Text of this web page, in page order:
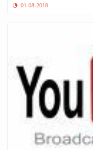
01-08-2018